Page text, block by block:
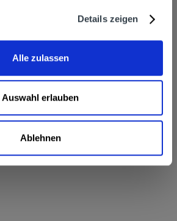
Details zeigen
Alle zulassen
Auswahl erlauben
Ablehnen
Farbstoff Karamell, Hopfen
vorhanden sind, sind diese
besonders hervorgehoben
GmbH, Holstenstraße 224 22765
GmbH, Holstenstraße 224 22765